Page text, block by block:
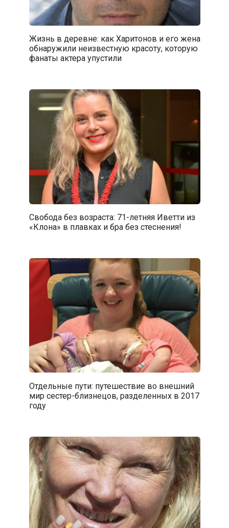
Жизнь в деревне: как Харитонов и его жена
обнаружили неизвестную красоту, которую
фанаты актера упустили
Свобода без возраста: 71-летняя Иветти из
«Клона» в плавках и бра без стеснения!
Отдельные пути: путешествие во внешний
мир сестер-близнецов, разделенных в 2017
году